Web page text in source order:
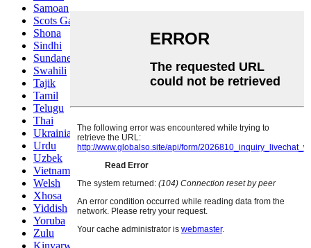
Samoan
Scots Gaelic
Shona
Sindhi
Sundanese
Swahili
Tajik
Tamil
Telugu
Thai
Ukrainian
Urdu
Uzbek
Vietnamese
Welsh
Xhosa
Yiddish
Yoruba
Zulu